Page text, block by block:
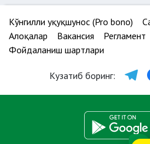
Кўнгилли ҳуқуқшунос (Pro bono)
Алоқалар
Вакансия Регламент
Фойдаланиш шартлари
Кузатиб боринг: